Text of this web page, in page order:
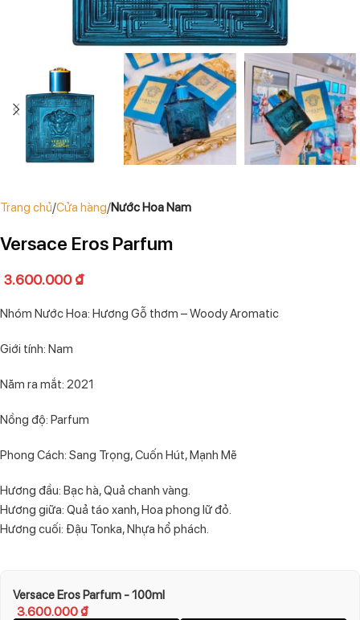
Trang chủ Cửa hàng Nước Hoa Nam
Versace Eros Parfum
3.600.000₫
Nhóm Nước Hoa: Hương Gỗ thơm – Woody Aromatic
Giới tính: Nam
Năm ra mắt: 2021
Nồng độ: Parfum
Phong Cách: Sang Trọng, Cuốn Hút, Mạnh Mẽ
Hương đầu: Bạc hà, Quả chanh vàng.
Hương giữa: Quả táo xanh, Hoa phong lữ đỏ.
Hương cuối: Đậu Tonka, Nhựa hổ phách.
Versace Eros Parfum - 100ml
3.600.000₫